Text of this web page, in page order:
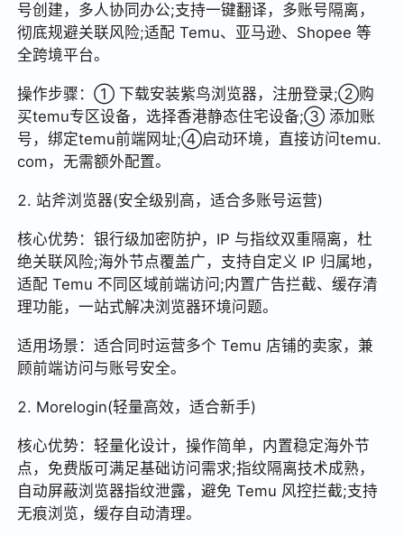
号创建，多人协同办公;支持一键翻译，多账号隔离，
彻底规避关联风险;适配 Temu、亚马逊、Shopee 等
全跨境平台。
操作步骤：① 下载安装紫鸟浏览器，注册登录;②购
买temu专区设备，选择香港静态住宅设备;③ 添加账
号，绑定temu前端网址;④启动环境，直接访问temu.
com，无需额外配置。
2. 站斧浏览器(安全级别高，适合多账号运营)
核心优势：银行级加密防护，IP 与指纹双重隔离，杜
绝关联风险;海外节点覆盖广，支持自定义 IP 归属地，
适配 Temu 不同区域前端访问;内置广告拦截、缓存清
理功能，一站式解决浏览器环境问题。
适用场景：适合同时运营多个 Temu 店铺的卖家，兼
顾前端访问与账号安全。
2. Morelogin(轻量高效，适合新手)
核心优势：轻量化设计，操作简单，内置稳定海外节
点，免费版可满足基础访问需求;指纹隔离技术成熟，
自动屏蔽浏览器指纹泄露，避免 Temu 风控拦截;支持
无痕浏览，缓存自动清理。